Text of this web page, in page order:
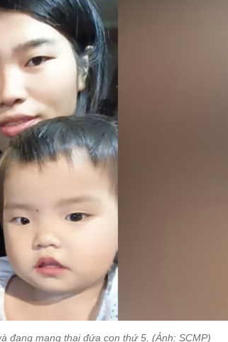
đang mang thai đứa con thứ 5. (Ảnh: SCMP)